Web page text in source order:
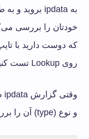
که دوست دارید با
روی Lookup تست کنید.
و نوع (type) آن را بررسی نمائید.